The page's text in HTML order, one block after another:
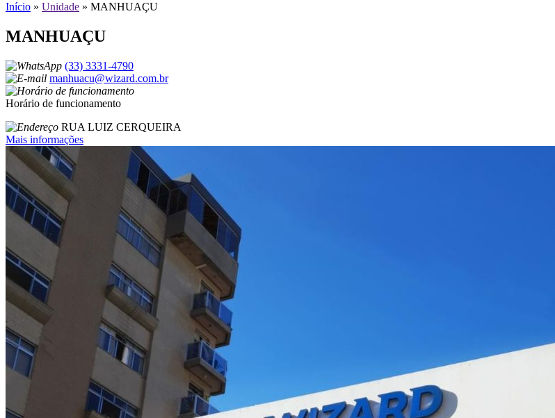
Início » Unidade » MANHUAÇU
MANHUAÇU
(33) 3331-4790
manhuacu@wizard.com.br
Horário de funcionamento
RUA LUIZ CERQUEIRA
Mais informações